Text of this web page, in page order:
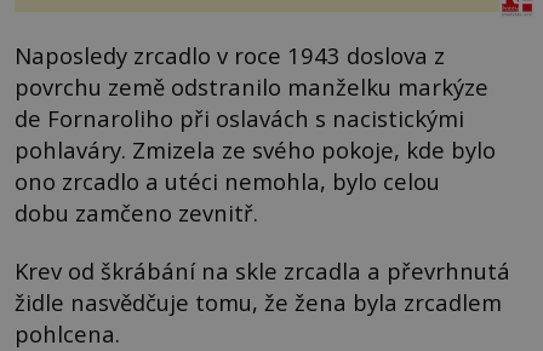
Naposledy zrcadlo v roce 1943 doslova z
povrchu země odstranilo manželku markýze
de Fornaroliho při oslavách s nacistickými
pohlaváry. Zmizela ze svého pokoje, kde bylo
ono zrcadlo a utéci nemohla, bylo celou
dobu zamčeno zevnitř.
Krev od škrábání na skle zrcadla a převrhnutá
židle nasvědčuje tomu, že žena byla zrcadlem
pohlcena.